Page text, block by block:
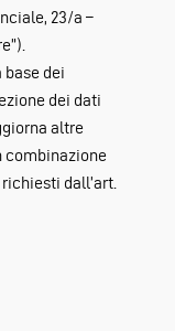
23/a –
dei
dei dati
altre
combinazione
dall’art.